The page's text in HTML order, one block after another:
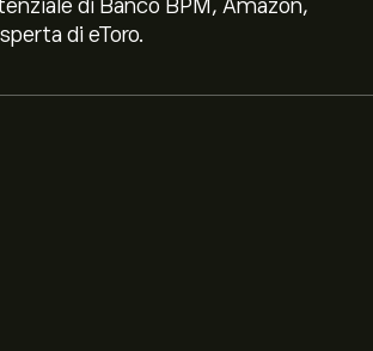
di Banco BPM, Amazon,
di eToro.